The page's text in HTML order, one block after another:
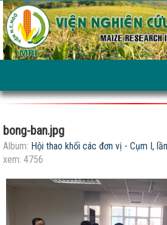
bong-ban.jpg
Album: Hội thao khối các đơn vị - Cụm I,
xem: 4756